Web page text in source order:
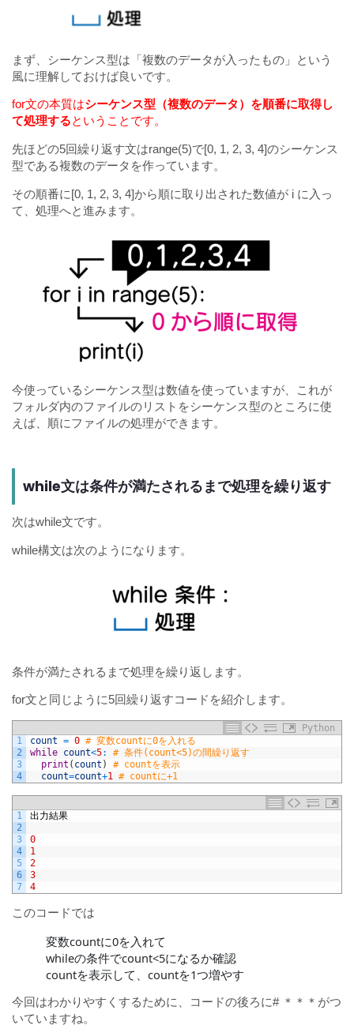
まず、シーケンス型は「複数のデータが入ったもの」という
風に理解しておけば良いです。
for文の本質はシーケンス型（複数のデータ）を順番に取得し
て処理するということです。
先ほどの5回繰り返す文はrange(5)で[0, 1, 2, 3, 4]のシーケンス
型である複数のデータを作っています。
その順番に[0, 1, 2, 3, 4]から順に取り出された数値が i に入っ
て、処理へと進みます。
今使っているシーケンス型は数値を使っていますが、これが
フォルダ内のファイルのリストをシーケンス型のところに使
えば、順にファイルの処理ができます。
while文は条件が満たされるまで処理を繰り返す
次はwhile文です。
while構文は次のようになります。
条件が満たされるまで処理を繰り返します。
for文と同じように5回繰り返すコードを紹介します。
Python
1
2
3
4
count = 0 # 変数countに0を入れる
while
count<5:
# 条件(count<5)の間繰り返す
print ( count )
# countを表示
count=count+1 # countに+1
1
2
3
4
5
6
7
出力結果
0
1
2
3
4
このコードでは
変数countに0を入れて
whileの条件でcount<5になるか確認
countを表示して、countを1つ増やす
今回はわかりやすくするために、コードの後ろに# ＊＊＊がつ
いていますね。